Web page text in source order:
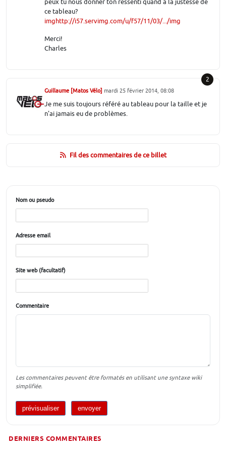
peux tu nous donner ton ressenti quand à la justesse de
ce tableau?
imghttp://i57.servimg.com/u/f57/11/03/.../img
Merci!
Charles
2
Guillaume [Matos Vélo] mardi 25 février 2014, 08:08
Je me suis toujours référé au tableau pour la taille et je
n'ai jamais eu de problèmes.
Fil des commentaires de ce billet
Nom ou pseudo
Adresse email
Site web (facultatif)
Commentaire
Les commentaires peuvent être formatés en utilisant une syntaxe wiki
simplifiée.
DERNIERS COMMENTAIRES